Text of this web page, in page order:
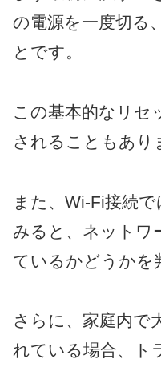
の電源を一度切る
とです。
この基本的なリセ
されることもあり
また、Wi-Fi接続
みると、ネットワ
ているかどうかを
さらに、家庭内で
れている場合、ト